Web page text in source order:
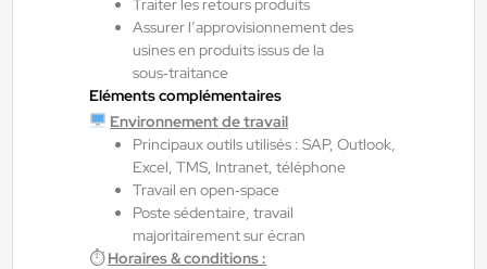
Traiter les retours produits
Assurer l’approvisionnement des
usines en produits issus de la
sous‑traitance
Eléments complémentaires
Environnement de travail
Principaux outils utilisés : SAP, Outlook,
Excel, TMS, Intranet, téléphone
Travail en open‑space
Poste sédentaire, travail
majoritairement sur écran
⏱Horaires & conditions :
Interim
12,33 €/h - 13,00 €/h
10/08/26 Au:01/09/26
07/08/2026
Chauffeur spl H/F/X
Toulouse , France